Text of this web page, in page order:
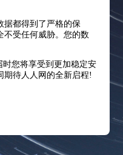
据都得到了严格的保
不受任何威胁。您的数
时您将享受到更加稳定安
期待人人网的全新启程!